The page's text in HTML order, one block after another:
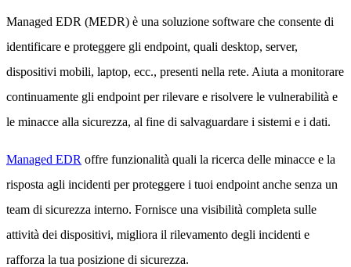
Managed EDR (MEDR) è una soluzione software che consente di
identificare e proteggere gli endpoint, quali desktop, server,
dispositivi mobili, laptop, ecc., presenti nella rete. Aiuta a monitorare
continuamente gli endpoint per rilevare e risolvere le vulnerabilità e
le minacce alla sicurezza, al fine di salvaguardare i sistemi e i dati.
Managed EDR offre funzionalità quali la ricerca delle minacce e la
risposta agli incidenti per proteggere i tuoi endpoint anche senza un
team di sicurezza interno. Fornisce una visibilità completa sulle
attività dei dispositivi, migliora il rilevamento degli incidenti e
rafforza la tua posizione di sicurezza.